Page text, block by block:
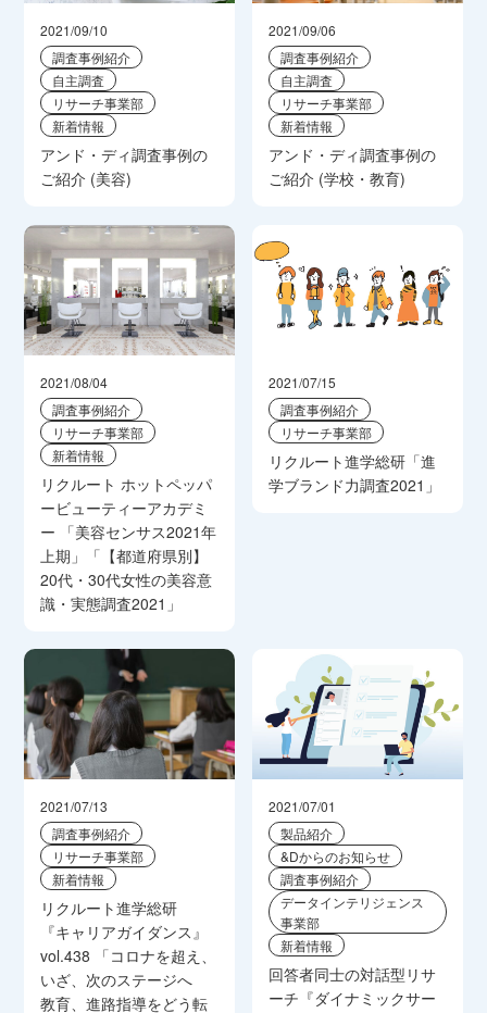
2021/09/10
調査事例紹介
自主調査
リサーチ事業部
新着情報
アンド・ディ調査事例の
ご紹介 (美容)
2021/09/06
調査事例紹介
自主調査
リサーチ事業部
新着情報
アンド・ディ調査事例の
ご紹介 (学校・教育)
2021/08/04
調査事例紹介
リサーチ事業部
新着情報
リクルート ホットペッパ
ービューティーアカデミ
ー 「美容センサス2021年
上期」「【都道府県別】
20代・30代女性の美容意
識・実態調査2021」
2021/07/15
調査事例紹介
リサーチ事業部
リクルート進学総研「進
学ブランド力調査2021」
2021/07/13
調査事例紹介
リサーチ事業部
新着情報
リクルート進学総研
『キャリアガイダンス』
vol.438 「コロナを超え、
いざ、次のステージへ
教育、進路指導をどう転
2021/07/01
製品紹介
&Dからのお知らせ
調査事例紹介
データインテリジェンス
事業部
新着情報
回答者同士の対話型リサ
ーチ『ダイナミックサー